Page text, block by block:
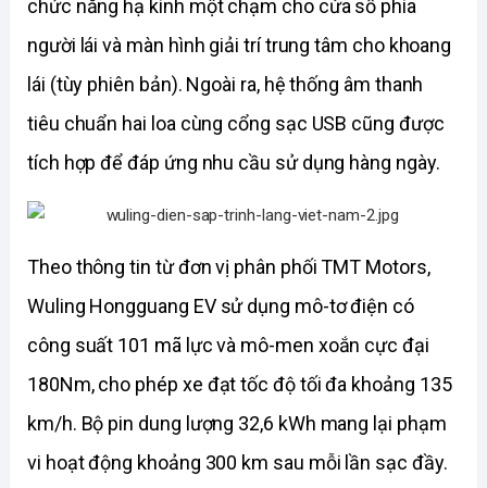
chức năng hạ kính một chạm cho cửa sổ phía
người lái và màn hình giải trí trung tâm cho khoang
lái (tùy phiên bản). Ngoài ra, hệ thống âm thanh
tiêu chuẩn hai loa cùng cổng sạc USB cũng được
tích hợp để đáp ứng nhu cầu sử dụng hàng ngày.
Theo thông tin từ đơn vị phân phối TMT Motors,
Wuling Hongguang EV sử dụng mô-tơ điện có
công suất 101 mã lực và mô-men xoắn cực đại
180Nm, cho phép xe đạt tốc độ tối đa khoảng 135
km/h. Bộ pin dung lượng 32,6 kWh mang lại phạm
vi hoạt động khoảng 300 km sau mỗi lần sạc đầy.